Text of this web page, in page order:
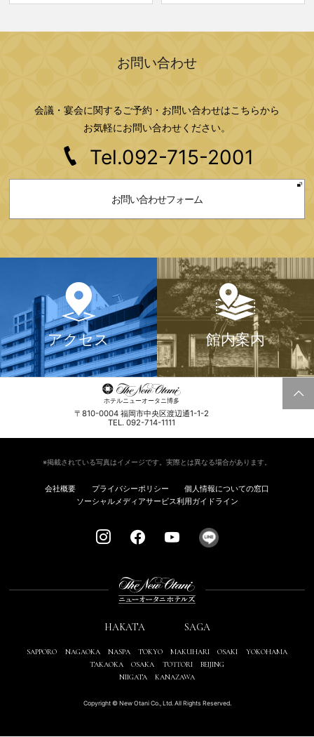
お問い合わせ
会議・宴会に関するご予約・お問い合わせはこちらから
お気軽にお問い合わせください。
Tel.092-715-2001
お問い合わせフォーム
アクセス 館内案内
ホテルニューオータニ博多
〒810-0004 福岡市中央区渡辺通1-1-2
TEL. 092-714-1111
※掲載されている写真はイメージです。実際とは異なる場合があります。
会社概要 プライバシーポリシー
個人情報についての窓口
ソーシャルメディアサービス利用ガイドライン
HAKATA SAGA
SAPPORO NAGAOKA NASPA TOKYO MAKUHARI OSAKI
YOKOHAMA
TAKAOKA
OSAKA TOTTORI
BEIJING
NIIGATA
KANAZAWA
Copyright © New Otani Co., Ltd. All Rights Reserved.